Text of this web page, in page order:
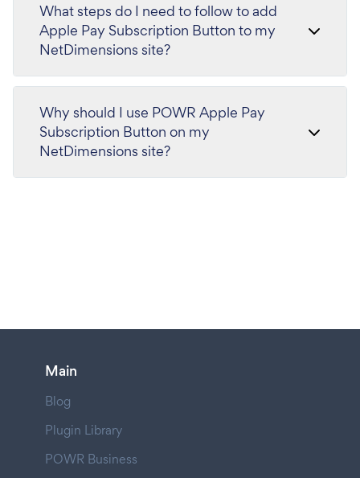
What steps do I need to follow to add
Apple Pay Subscription Button to my
NetDimensions site?
Why should I use POWR Apple Pay
Subscription Button on my
NetDimensions site?
Main
Blog
Plugin Library
POWR Business